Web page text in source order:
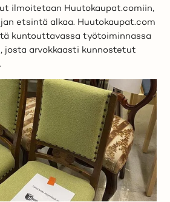
ilmoitetaan Huutokaupat.comiin,
etsintä alkaa. Huutokaupat.com
kuntouttavassa työtoiminnassa
josta arvokkaasti kunnostetut